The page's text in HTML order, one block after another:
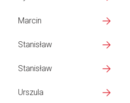
Marcin
Stanisław
Stanisław
Urszula